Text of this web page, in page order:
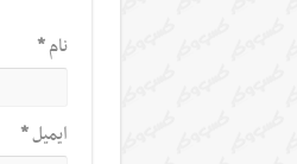
نام*
ایمیل*